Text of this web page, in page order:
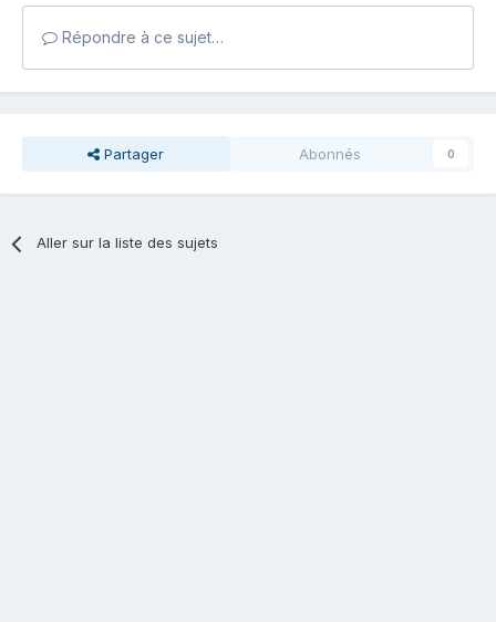
Répondre à ce sujet…
Partager Abonnés 0
Aller sur la liste des sujets